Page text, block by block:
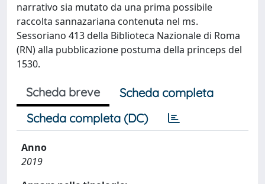
narrativo sia mutato da una prima possibile
raccolta sannazariana contenuta nel ms.
Sessoriano 413 della Biblioteca Nazionale di Roma
(RN) alla pubblicazione postuma della princeps del
1530.
Scheda breve
Scheda completa
Scheda completa (DC)
Anno
2019